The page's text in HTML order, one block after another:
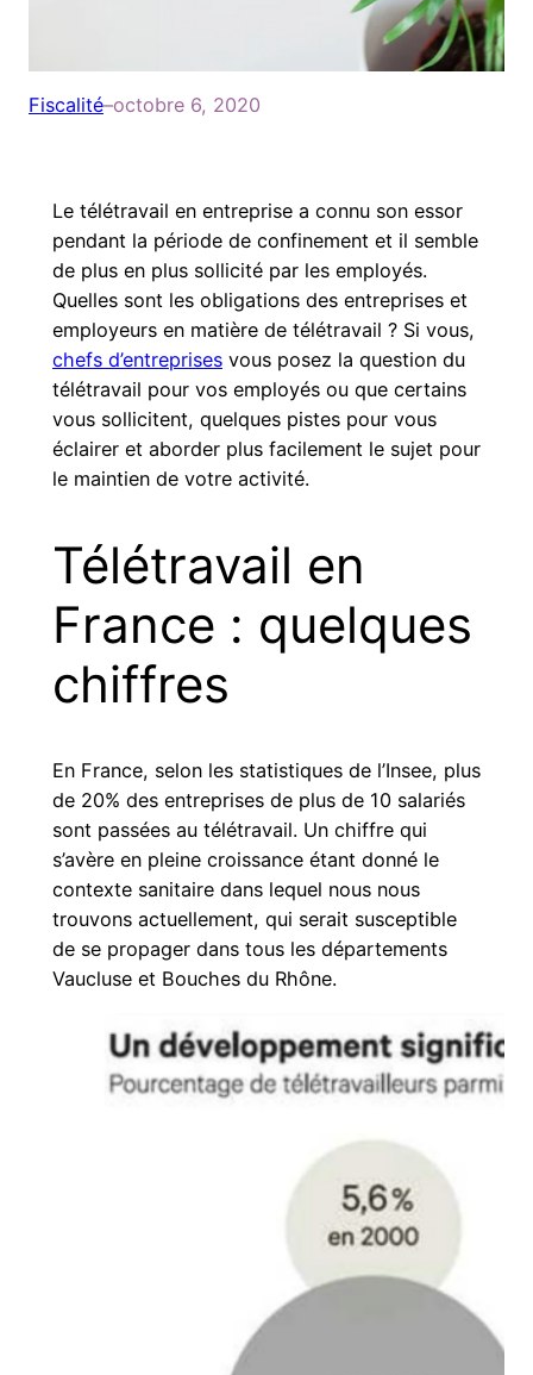
Fiscalité–octobre 6, 2020
Le télétravail en entreprise a connu son essor
pendant la période de confinement et il semble
de plus en plus sollicité par les employés.
Quelles sont les obligations des entreprises et
employeurs en matière de télétravail ? Si vous,
chefs d’entreprises vous posez la question du
télétravail pour vos employés ou que certains
vous sollicitent, quelques pistes pour vous
éclairer et aborder plus facilement le sujet pour
le maintien de votre activité.
Télétravail en
France : quelques
chiffres
En France, selon les statistiques de l’Insee, plus
de 20% des entreprises de plus de 10 salariés
sont passées au télétravail. Un chiffre qui
s’avère en pleine croissance étant donné le
contexte sanitaire dans lequel nous nous
trouvons actuellement, qui serait susceptible
de se propager dans tous les départements
Vaucluse et Bouches du Rhône.